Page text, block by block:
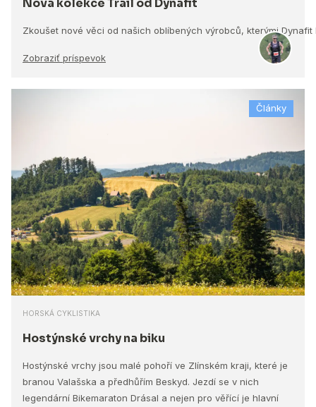
Zkoušet nové věci od našich oblíbených výrobců, kterými
Zobraziť príspevok
Články
HORSKÁ CYKLISTIKA
Hostýnské vrchy na biku
Hostýnské vrchy jsou malé pohoří ve Zlínském kraji, které je
branou Valašska a předhůřím Beskyd. Jezdí se v nich
legendární Bikemaraton Drásal a nejen pro věřící je hlavní